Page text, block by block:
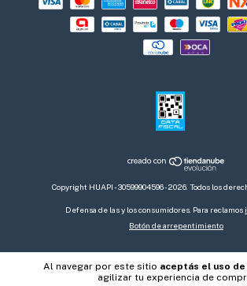
Al navegar por este sitio aceptás el uso
agilizar tu experiencia de
Copyright HUAPI - 30599904596 - 2026. Todos los
Defensa de las y los consumidores. Para reclamos
Botón de arrepentimiento